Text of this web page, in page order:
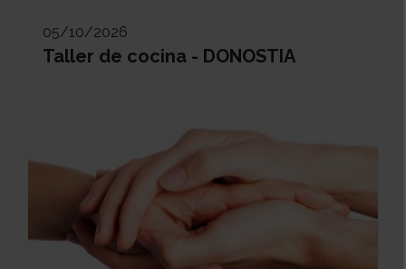
05/10/2026
Taller de cocina - DONOSTIA